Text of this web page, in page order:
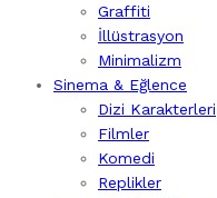
Graffiti
İllüstrasyon
Minimalizm
Sinema & Eğlence
Dizi Karakterleri
Filmler
Komedi
Replikler